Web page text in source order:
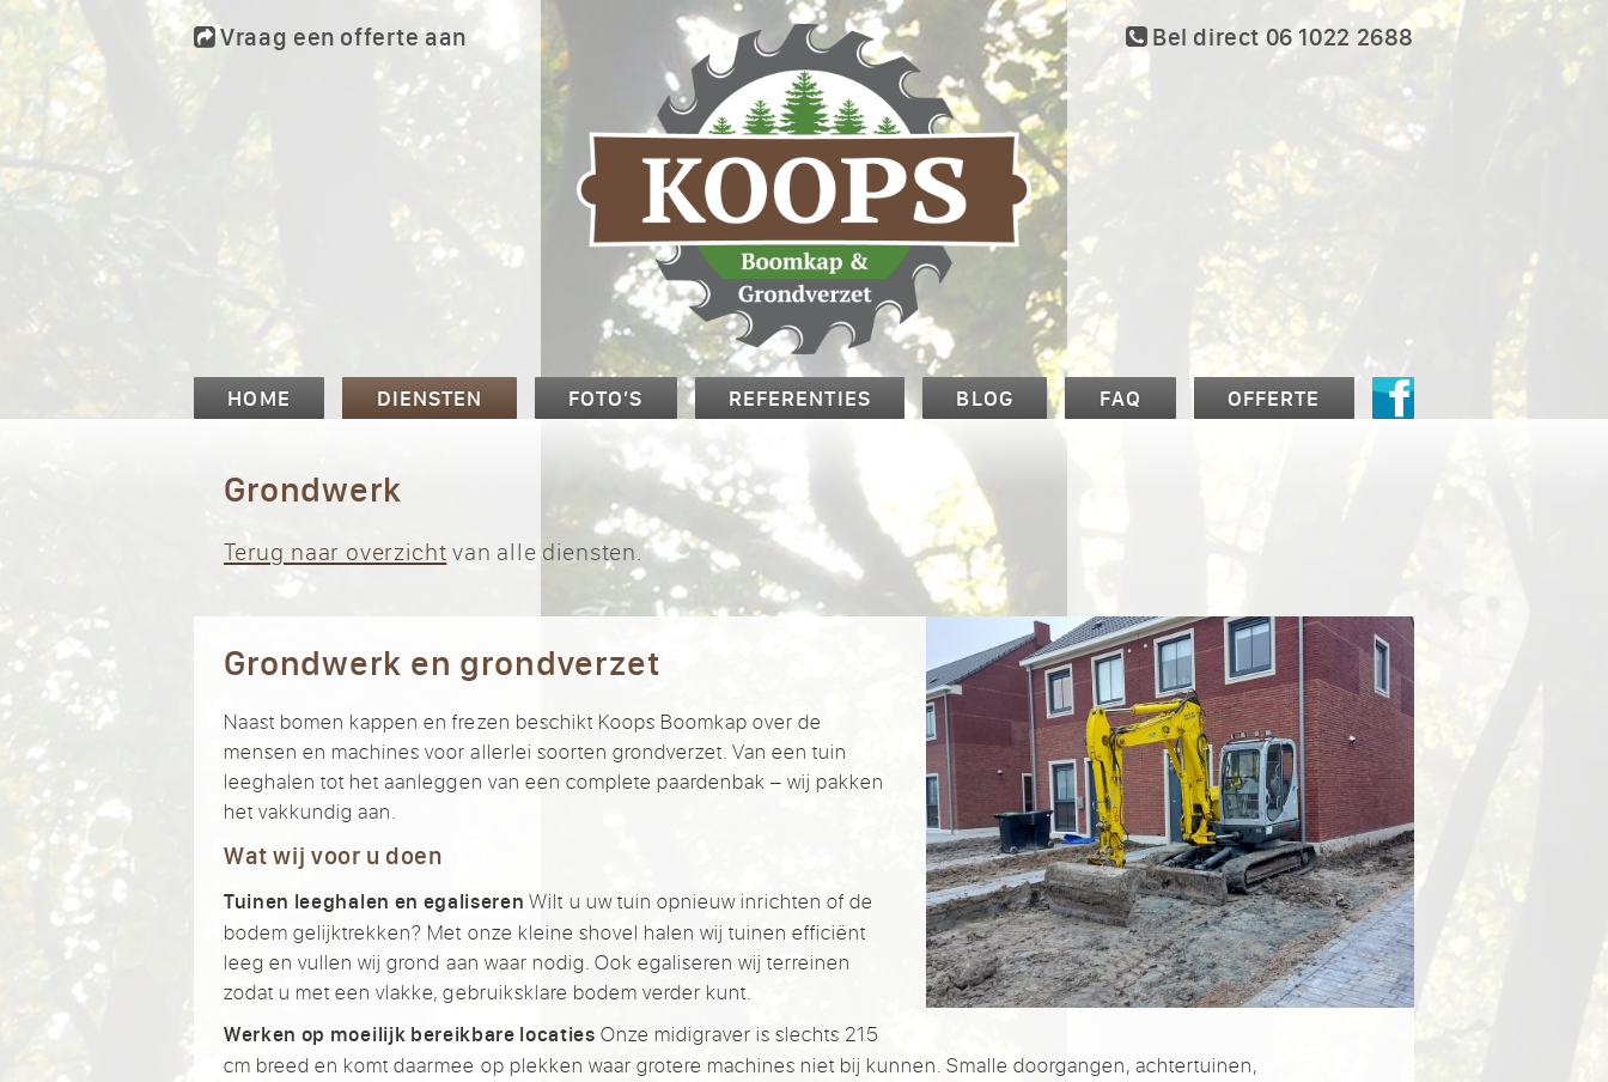
Bel direct 06 1022 2688
Vraag een offerte aan
HOME DIENSTEN FOTO’S REFERENTIES BLOG FAQ OFFERTE
Grondwerk
Terug naar overzicht van alle diensten.
Grondwerk en grondverzet
Naast bomen kappen en frezen beschikt Koops Boomkap over de
mensen en machines voor allerlei soorten grondverzet. Van een tuin
leeghalen tot het aanleggen van een complete paardenbak – wij pakken
het vakkundig aan.
Wat wij voor u doen
Tuinen leeghalen en egaliseren Wilt u uw tuin opnieuw inrichten of de
bodem gelijktrekken? Met onze kleine shovel halen wij tuinen efficiënt
leeg en vullen wij grond aan waar nodig. Ook egaliseren wij terreinen
zodat u met een vlakke, gebruiksklare bodem verder kunt.
Werken op moeilijk bereikbare locaties Onze midigraver is slechts 215
cm breed en komt daarmee op plekken waar grotere machines niet bij kunnen. Smalle doorgangen, achtertuinen,